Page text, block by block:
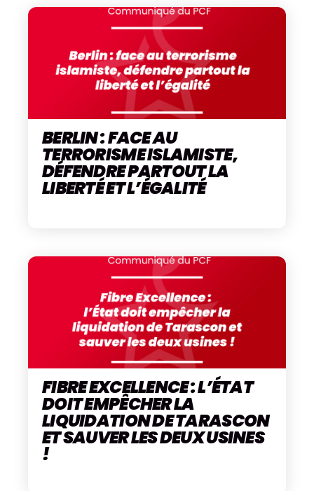
BERLIN : FACE AU
TERRORISME ISLAMISTE,
DÉFENDRE PARTOUT LA
LIBERTÉ ET L’ÉGALITÉ
FIBRE EXCELLENCE : L’ÉTAT
DOIT EMPÊCHER LA
LIQUIDATION DE TARASCON
ET SAUVER LES DEUX USINES
!